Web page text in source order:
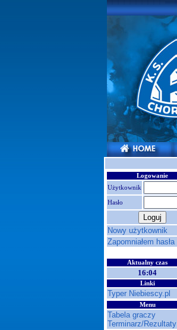
Logowanie
Użytkownik
Hasło
Nowy użytkownik
Zapomniałem hasła
Aktualny czas
16:04
Linki
Typer Niebiescy.pl
Menu
Tabela graczy
Terminarz/Rezultaty